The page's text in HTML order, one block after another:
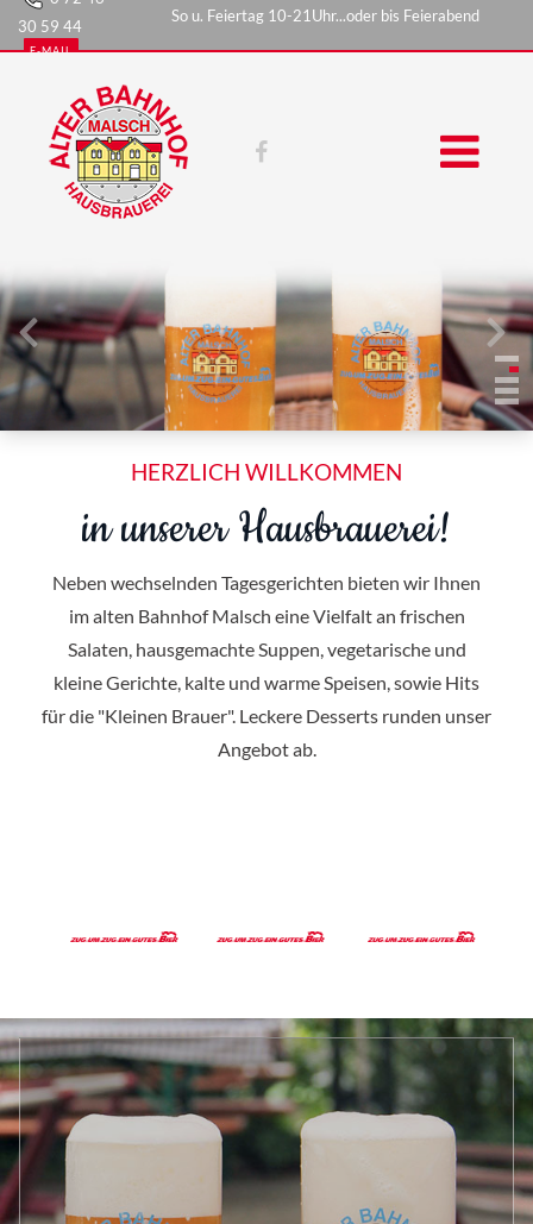
30 59 44
E-MAIL
So u. Feiertag 10-21Uhr...oder bis Feierabend
HERZLICH WILLKOMMEN
in unserer Hausbrauerei!
Neben wechselnden Tagesgerichten bieten wir Ihnen
im alten Bahnhof Malsch eine Vielfalt an frischen
Salaten, hausgemachte Suppen, vegetarische und
kleine Gerichte, kalte und warme Speisen, sowie Hits
für die "Kleinen Brauer". Leckere Desserts runden unser
Angebot ab.